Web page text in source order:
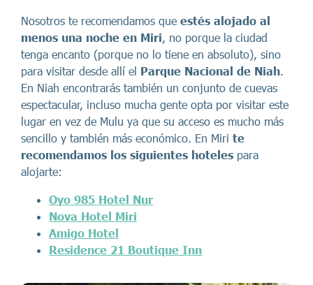
Nosotros te recomendamos que estés alojado al
menos una noche en Miri, no porque la ciudad
tenga encanto (porque no lo tiene en absoluto), sino
para visitar desde allí el Parque Nacional de Niah.
En Niah encontrarás también un conjunto de cuevas
espectacular, incluso mucha gente opta por visitar este
lugar en vez de Mulu ya que su acceso es mucho más
sencillo y también más económico. En Miri te
recomendamos los siguientes hoteles para
alojarte:
Oyo 985 Hotel Nur
Nova Hotel Miri
Amigo Hotel
Residence 21 Boutique Inn